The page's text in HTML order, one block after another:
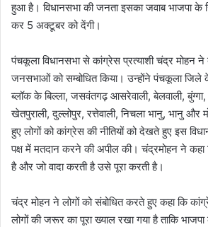
हुआ है। विधानसभा की जनता इसका जवाब भाजपा
कर 5 अक्टूबर को देंगी।
पंचकूला विधानसभा से कांग्रेस प्रत्याशी चंद्र मोहन ने
जनसभाओं को सम्बोधित किया। उन्होंने पंचकूला जिले
ब्लॉक के बिल्ला, जसवंतगढ़ आसरेवाली, बेलवाली, बुंग्गा,
खेतपुराली, दुल्लोपुर, रत्तेवाली, निचला भानु, भानु
हुए लोगों को कांग्रेस की नीतियों को देखते हुए इस
पक्ष में मतदान करने की अपील की। चंद्रमोहन ने कहा
है और जो वादा करती है उसे पूरा करती है।
चंद्र मोहन ने लोगों को संबोधित करते हुए कहा कि
लोगों की जरूर का पूरा ख्याल रखा गया है ताकि